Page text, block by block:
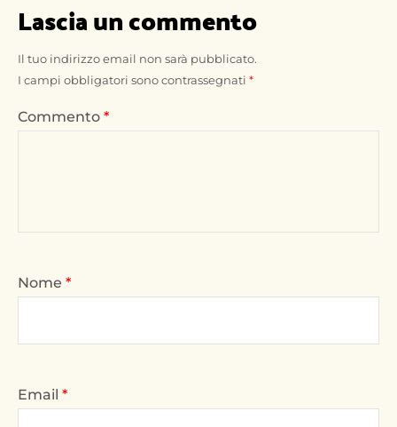
Lascia un commento
Il tuo indirizzo email non sarà pubblicato.
I campi obbligatori sono contrassegnati *
Commento *
Nome *
Email *